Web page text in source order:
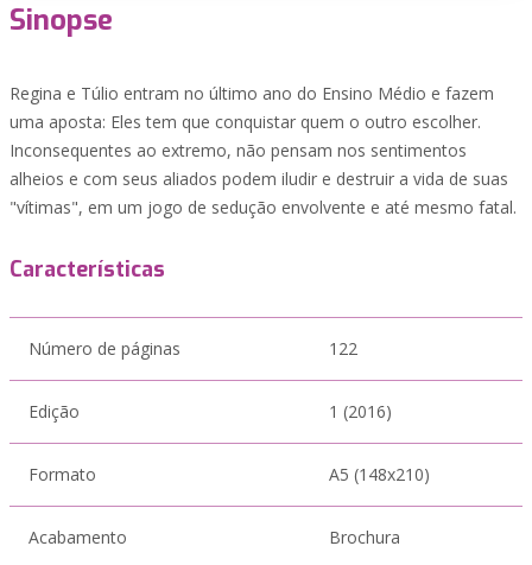
Sinopse
Regina e Túlio entram no último ano do Ensino Médio e fazem
uma aposta: Eles tem que conquistar quem o outro escolher.
Inconsequentes ao extremo, não pensam nos sentimentos
alheios e com seus aliados podem iludir e destruir a vida de suas
"vítimas", em um jogo de sedução envolvente e até mesmo fatal.
Características
Número de páginas 122
Edição 1 (2016)
Formato A5 (148x210)
Acabamento Brochura